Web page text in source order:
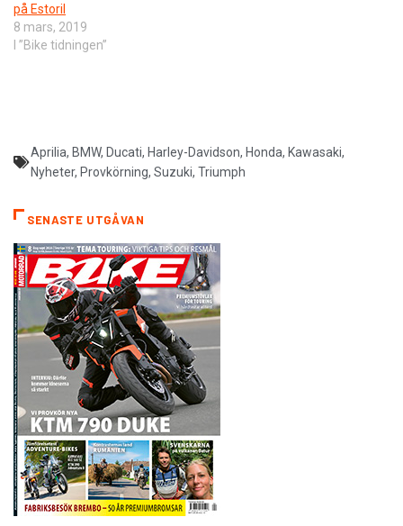
på Estoril
8 mars, 2019
I ”Bike tidningen”
Aprilia, BMW, Ducati, Harley-Davidson, Honda, Kawasaki,
Nyheter, Provkörning, Suzuki, Triumph
SENASTE UTGÅVAN